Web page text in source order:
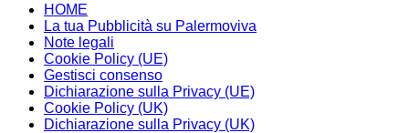
HOME
La tua Pubblicità su Palermoviva
Note legali
Cookie Policy (UE)
Gestisci consenso
Dichiarazione sulla Privacy (UE)
Cookie Policy (UK)
Dichiarazione sulla Privacy (UK)